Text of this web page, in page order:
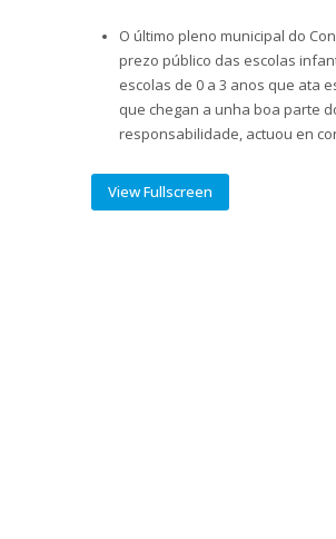
O último pleno municipal do
prezo público das escolas
escolas de 0 a 3 anos que ata
que chegan a unha boa parte
responsabilidade, actuou en
View Fullscreen